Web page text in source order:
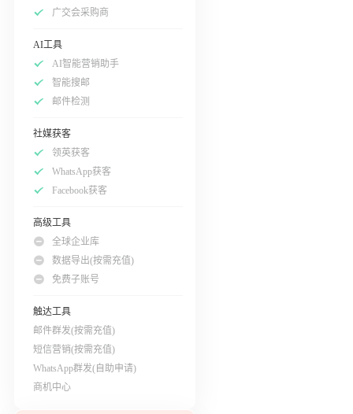
广交会采购商
AI工具
AI智能营销助手
智能搜邮
邮件检测
社媒获客
领英获客
WhatsApp获客
Facebook获客
高级工具
全球企业库
数据导出(按需充值)
免费子账号
触达工具
邮件群发(按需充值)
短信营销(按需充值)
WhatsApp群发(自助申请)
商机中心